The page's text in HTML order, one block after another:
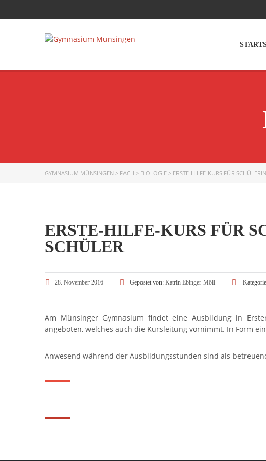
GYMNASIUM MÜNSINGEN > FACH > BIOLOGIE > ERSTE-HILFE-KURS FÜR
ERSTE-HILFE-KURS FÜR
SCHÜLER
28. November 2016 Gepostet von: Katrin Ebinger-Möll
Am Münsinger Gymnasium findet eine Ausbildung in
angeboten, welches auch die Kursleitung vornimmt. In Form
Anwesend während der Ausbildungsstunden sind als